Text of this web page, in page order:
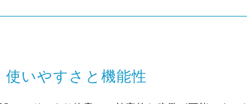
使いやすさと機能性